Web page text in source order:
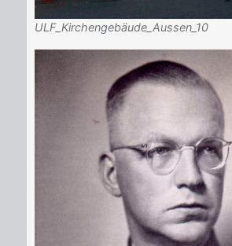
ULF_Kirchengebäude_Aussen_10